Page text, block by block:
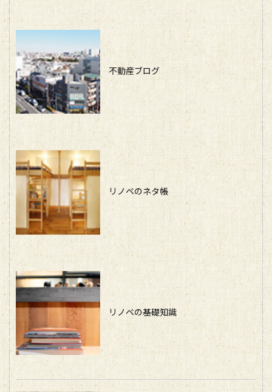
不動産ブログ
リノベのネタ帳
リノベの基礎知識